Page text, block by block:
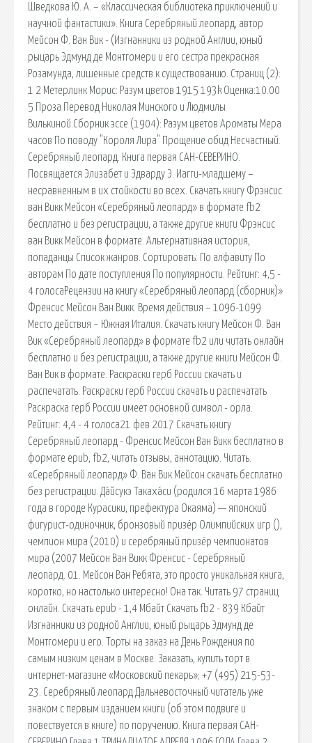
Шведкова Ю. А. – «Классическая библиотека приключений и
научной фантастики». Книга Серебряный леопард, автор
Мейсон Ф. Ван Вик - (Изгнанники из родной Англии, юный
рыцарь Эдмунд де Монтгомери и его сестра прекрасная
Розамунда, лишенные средств к существованию. Страниц (2):
1 2 Метерлинк Морис: Разум цветов 1915 193k Оценка:10.00
5 Проза Перевод Николая Минского и Людмилы
Вилькиной.Сборник эссе (1904): Разум цветов Ароматы Мера
часов По поводу "Короля Лира" Прощение обид Несчастный.
Серебряный леопард. Книга первая САН-СЕВЕРИНО.
Посвящается Элизабет и Эдварду Э. Иагги-младшему –
несравненным в их стойкости во всех. Скачать книгу Фрэнсис
ван Викк Мейсон «Серебряный леопард» в формате fb2
бесплатно и без регистрации, а также другие книги Фрэнсис
ван Викк Мейсон в формате. Альтернативная история,
попаданцы Список жанров. Сортировать: По алфавиту По
авторам По дате поступления По популярности. Рейтинг: 4,5 -
4 голосаРецензии на книгу «Серебряный леопард (сборник)»
Френсис Мейсон Ван Викк. Время действия – 1096-1099
Место действия – Южная Италия. Скачать книгу Мейсон Ф. Ван
Вик «Серебряный леопард» в формате fb2 или читать онлайн
бесплатно и без регистрации, а также другие книги Мейсон Ф.
Ван Вик в формате. Раскраски герб России скачать и
распечатать. Раскраски герб России скачать и распечатать
Раскраска герб России имеет основной символ - орла.
Рейтинг: 4,4 - 4 голоса21 фев 2017 Скачать книгу
Серебряный леопард - Френсис Мейсон Ван Викк бесплатно в
формате epub, fb2, читать отзывы, аннотацию. Читать.
«Серебряный леопард» Ф. Ван Вик Мейсон скачать бесплатно
без регистрации. Да́йсукэ Такаха́си (родился 16 марта 1986
года в городе Курасики, префектура Окаяма) — японский
фигурист-одиночник, бронзовый призёр Олимпийских игр (),
чемпион мира (2010) и серебряный призёр чемпионатов
мира (2007 Мейсон Ван Викк Френсис - Серебряный
леопард. 01. Мейсон Ван Ребята, это просто уникальная книга,
коротко, но настолько интересно! Она так. Читать 97 страниц
онлайн. Cкачать epub - 1,4 Мбайт Cкачать fb2 - 839 Кбайт
Изгнанники из родной Англии, юный рыцарь Эдмунд де
Монтгомери и его. Торты на заказ на День Рождения по
самым низким ценам в Москве. Заказать, купить торт в
интернет-магазине «Московский пекарь»; +7 (495) 215-53-
23. Серебряный леопард Дальневосточный читатель уже
знаком с первым изданием книги (об этом подвиге и
повествуется в книге) по поручению. Книга первая САН-